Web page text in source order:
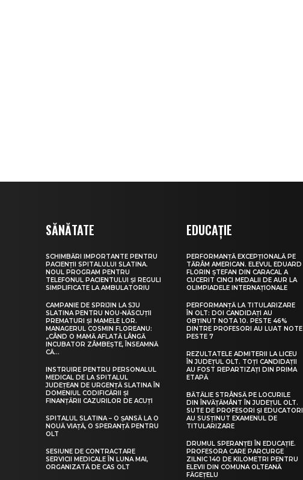
SĂNĂTATE
SCHIMBĂRI IMPORTANTE PENTRU
PACIENȚII SPITALULUI SLATINA.
NOUL PROGRAM PENTRU
TELEFONUL PACIENTULUI ȘI REGULI
SIMPLIFICATE LA AMBULATORIU
CAMPANIE DE SPRIJIN LA SJU
SLATINA PENTRU NOU-NĂSCUȚII
PREMATURI ȘI MAMELE LOR.
MANAGERUL COSMIN FLOREANU:
„CÂND O MAMĂ AFLATĂ LÂNGĂ
INCUBATOR ZÂMBEȘTE, ÎNSEAMNĂ
CĂ...
INSTRUIRE PENTRU PERSONALUL
MEDICAL DE LA SPITALUL
JUDEȚEAN DE URGENȚĂ SLATINA ÎN
DOMENIUL CODIFICĂRII ȘI
FINANȚĂRII CAZURILOR DE ACUȚI
SPITALUL SLATINA – O ȘANSĂ LA O
NOUĂ VIAȚĂ, O SPERANȚĂ PENTRU
OLT
SESIUNE DE CONTRACTARE
SERVICII MEDICALE ÎN LUNA MAI,
ORGANIZATĂ DE CAS OLT
EDUCAȚIE
PERFORMANȚĂ EXCEPȚIONALĂ PE
TĂRÂM AMERICAN. ELEVUL EDUARD
FLORIN ȘTEFAN DIN CARACAL A
CUCERIT CINCI MEDALII DE AUR LA
OLIMPIADELE INTERNAȚIONALE
PERFORMANȚĂ LA TITULARIZARE
ÎN OLT: DOI CANDIDAȚI AU
OBȚINUT NOTA 10. PESTE 46%
DINTRE PROFESORI AU LUAT NOTE
PESTE 7
REZULTATELE ADMITERII LA LICEU
ÎN JUDEȚUL OLT. TOȚI CANDIDAȚII
AU FOST REPARTIZAȚI DIN PRIMA
ETAPĂ
BĂTĂLIE STRÂNSĂ PE LOCURILE
DIN ÎNVĂȚĂMÂNT ÎN JUDEȚUL OLT.
SUTE DE PROFESORI ȘI EDUCATORI
AU SUSȚINUT EXAMENUL DE
TITULARIZARE
DRUMUL SPERANȚEI ÎN EDUCAȚIE.
PROFESORA CARE PARCURGE
ZILNIC 140 DE KILOMETRI PENTRU
ELEVII DIN COMUNA OLTEANĂ
FĂGEȚELU